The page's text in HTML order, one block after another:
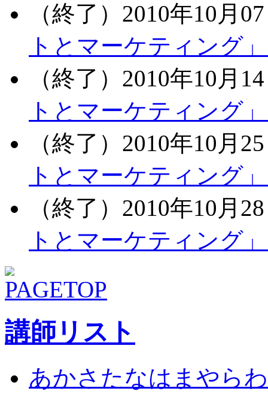
（終了）2010年10月
トとマーケティング
（終了）2010年10月
トとマーケティング
（終了）2010年10月
トとマーケティング
（終了）2010年10月
トとマーケティング
講師リスト
あかさ たなは ま や らわ